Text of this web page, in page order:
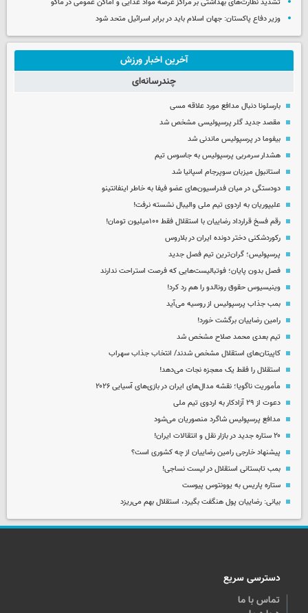
تشدید نظارت‌های بهداشتی بر مراکز عرضه مواد غذایی و اماکن عمومی در ماکو
وزیر دفاع پاکستان: جهان اسلام باید در برابر اسرائیل متحد شود
آخرین اخبار ورزش
چندرسانه‌ای
بارسلونا دنبال مدافع مورد علاقه مسی
مقصد جدید گلر پرسپولیسی مشخص شد
بیفوما در پرسپولیس ماندنی شد
هشدار سرمربی پرسپولیس به جاسوس تیم
استانبول میزبان سوپرجام اسپانیا شد
دودستگی در میان فدراسیون‌های عضو فیفا به خاطر اینفانتینو
علیپوریان به اردوی تیم ملی والیبال نشسته نرفت!
رقم فسخ قرارداد رضاییان با استقلال فقط ۱۰۰میلیون تومان!
رکوردشکنی دختر دونده ایران در بلاروس
پرسپولیس؛ گران‌ترین تیم فصل جدید
فصل بدون پایان؛ فوتبالیست‌هایی که فرصت استراحت ندارند
وینیسیوس حقوق رونالدو را هم رد کرد!
بمب جذاب پرسپولیس از روسیه می‌آید
رامین رضاییان برگشت خورد!
تیم بعدی محمد صلاح مشخص شد
کاپیتان‌های استقلال مشخص شدند/ انتخاب جذاب سهراب
استقلال را فقط یک معجزه نجات می‌دهد!
مأموریت ناگویا؛ نقشه مدال‌های ایران در بازی‌های آسیایی ۲۰۲۶
دعوت از ۲۹ آزادکار به اردوی تیم ملی
مدافع پرسپولیس شاگرد منصوریان می‌شود
۲۰ ستاره جدید در بازار نقل و انتقالات ایران!
پیشنهاد خارجی رامین رضاییان از چه کشوری است؟
بمب تابستانی استقلال در لیست نساجی!
ستاره پاریس به یوونتوس پیوست
بیانی: رضاییان پول هنگفت بگیرد، استقلال بهم می‌ریزد
دسترسی سریع
تماس با ما